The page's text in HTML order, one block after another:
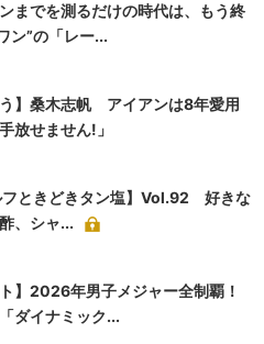
までを測るだけの時代は、もう終
ン”の「レー...
う】桑木志帆 アイアンは8年愛用
放せません!」
フときどきタン塩】Vol.92 好きな
、シャ...
】2026年男子メジャー全制覇！
ダイナミック...